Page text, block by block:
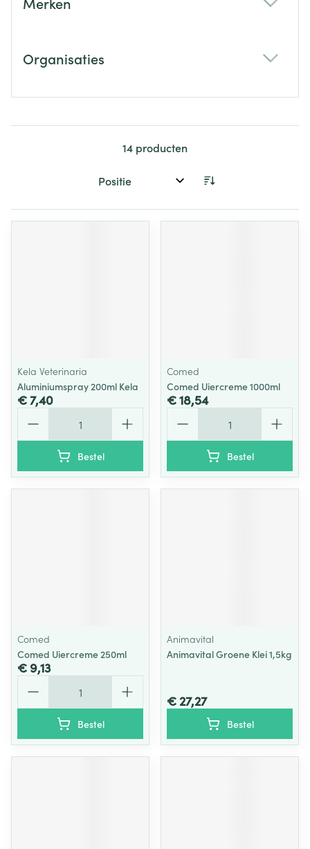
Organisaties
14 producten
Sorteer op:
Kela Veterinaria
Aluminiumspray 200ml Kela
€ 7,40
Bestel
Comed
Comed Uiercreme 1000ml
€ 18,54
Bestel
Comed
Comed Uiercreme 250ml
€ 9,13
Bestel
Animavital
Animavital Groene Klei 1,5kg
€ 27,27
Bestel